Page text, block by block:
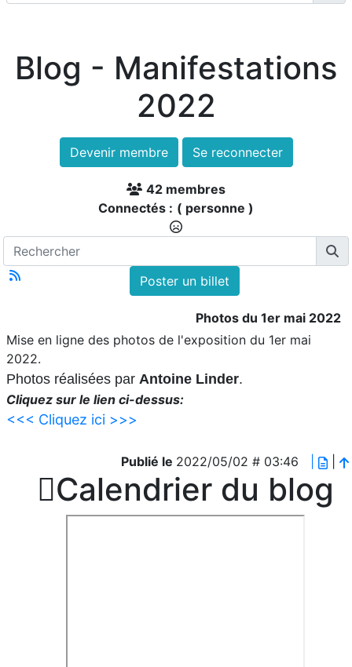
Blog - Manifestations
2022
Devenir membre Se reconnecter
42 membres
Connectés : ( personne )
Poster un billet
Photos du 1er mai 2022
Mise en ligne des photos de l'exposition du 1er mai
2022.
Photos réalisées par Antoine Linder.
Cliquez sur le lien ci-dessus:
<<< Cliquez ici >>>
Publié le 2022/05/02 # 03:46
Calendrier du blog